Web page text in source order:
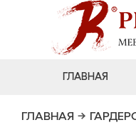
ГЛАВНАЯ
ГЛАВНАЯ →